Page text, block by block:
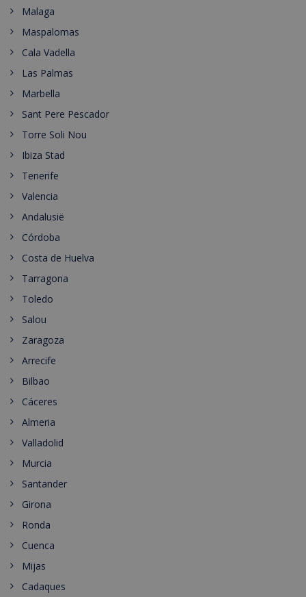
Malaga
Maspalomas
Cala Vadella
Las Palmas
Marbella
Sant Pere Pescador
Torre Soli Nou
Ibiza Stad
Tenerife
Valencia
Andalusië
Córdoba
Costa de Huelva
Tarragona
Toledo
Salou
Zaragoza
Arrecife
Bilbao
Cáceres
Almeria
Valladolid
Murcia
Santander
Girona
Ronda
Cuenca
Mijas
Cadaques